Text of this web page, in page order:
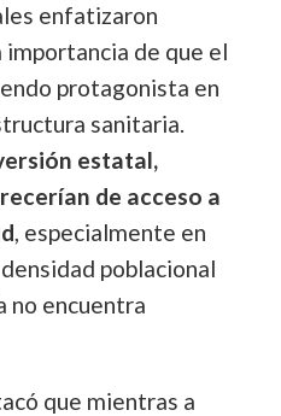
enfatizaron
de que el
protagonista en
sanitaria.
estatal,
de acceso a
, especialmente en
poblacional
no encuentra
que mientras a